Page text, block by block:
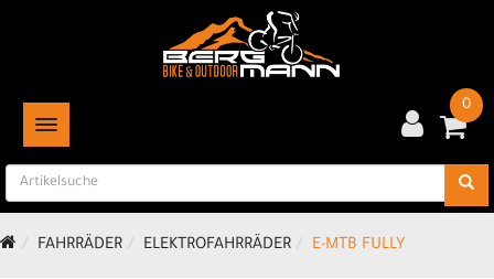
TOGGLE NAVIGATION
0
FAHRRÄDER ELEKTROFAHRRÄDER E-MTB FULLY